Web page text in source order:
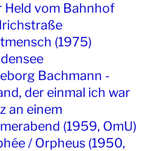
Held vom Bahnhof
(1975)
Bachmann -
der einmal ich war
an einem
(1959, OmU)
/ Orpheus (1950,